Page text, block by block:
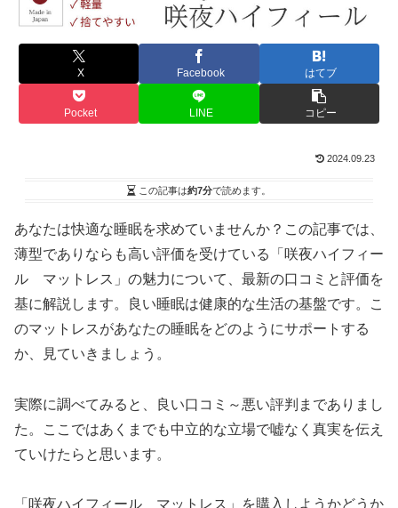
X Facebook はてブ
Pocket LINE コピー
2024.09.23
この記事は約7分で読めます。
あなたは快適な睡眠を求めていませんか？この記事では、
薄型でありならも高い評価を受けている「咲夜ハイフィー
ル マットレス」の魅力について、最新の口コミと評価を
基に解説します。良い睡眠は健康的な生活の基盤です。こ
のマットレスがあなたの睡眠をどのようにサポートする
か、見ていきましょう。
実際に調べてみると、良い口コミ～悪い評判までありまし
た。ここではあくまでも中立的な立場で嘘なく真実を伝え
ていけたらと思います。
「咲夜ハイフィール マットレス」を購入しようかどうか